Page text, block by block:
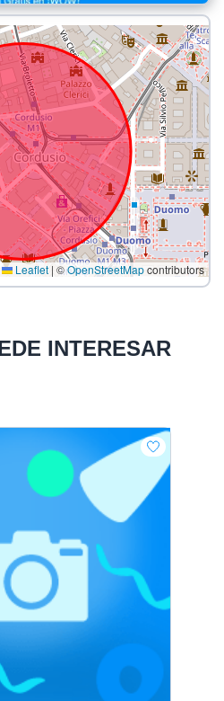
Leaflet | ©OpenStreetMapcontributors
INTERESAR